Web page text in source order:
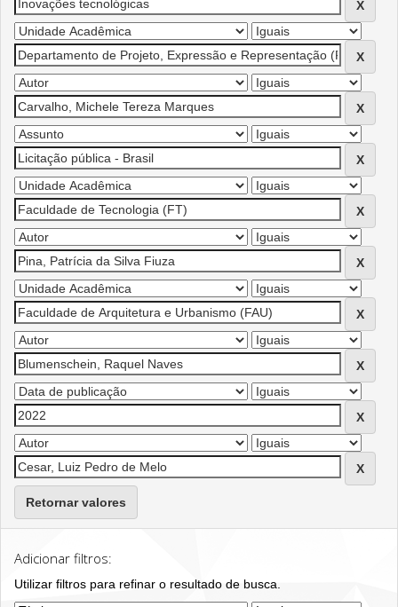
Retornar valores
Adicionar filtros:
Utilizar filtros para refinar o resultado de busca.